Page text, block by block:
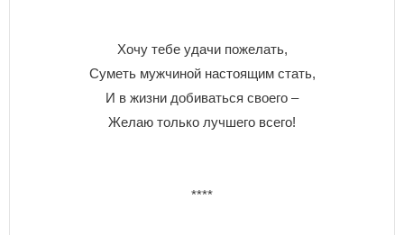
Хочу тебе удачи пожелать,
Суметь мужчиной настоящим стать,
И в жизни добиваться своего –
Желаю только лучшего всего!
****